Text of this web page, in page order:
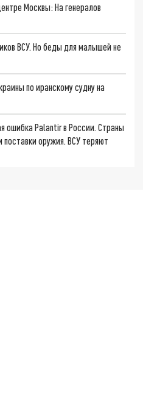
Москвы: На генералов
ВСУ. Но беды для малышей не
по иранскому судну на
ошибка Palantir в России. Страны
поставки оружия. ВСУ теряют